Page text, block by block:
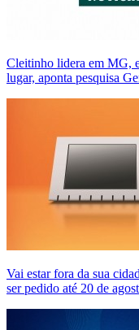
Cleitinho lidera em MG,
lugar, aponta pesquisa
Vai estar fora da sua
ser pedido até 20 de